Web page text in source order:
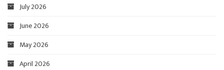
July 2026
June 2026
May 2026
April 2026